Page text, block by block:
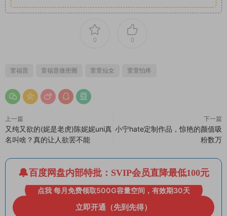
0 0
萱福晋 萱福晋微密圈 萱萱仙女 萱萱怕疼
上一篇
又纯又欲的(妮是老虎)陈妮妮uni真
名叫啥？真的让人欲罢不能
下一篇
小宁hate定制作品，惊艳的颜值吸
粉数万
百度网盘内部特批：SVIP会员直降最低100元
点我 每月免费领取500G容量空间，有效期30天
立即开通（先到先得）